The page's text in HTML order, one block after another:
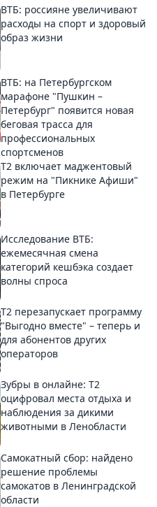
ВТБ: россияне увеличивают
расходы на спорт и здоровый
образ жизни
ВТБ: на Петербургском
марафоне "Пушкин –
Петербург" появится новая
беговая трасса для
профессиональных
спортсменов
Т2 включает маджентовый
режим на "Пикнике Афиши"
в Петербурге
Исследование ВТБ:
ежемесячная смена
категорий кешбэка создает
волны спроса
Т2 перезапускает программу
"Выгодно вместе" – теперь и
для абонентов других
операторов
Зубры в онлайне: Т2
оцифровал места отдыха и
наблюдения за дикими
животными в Ленобласти
Самокатный сбор: найдено
решение проблемы
самокатов в Ленинградской
области